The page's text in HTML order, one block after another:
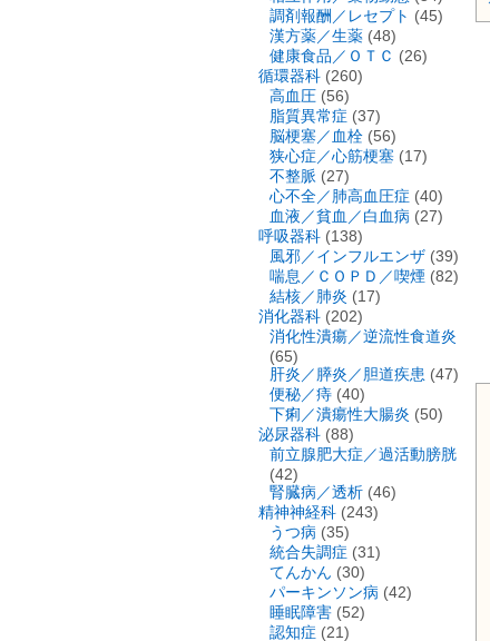
調剤報酬／レセプト (45)
漢方薬／生薬 (48)
健康食品／ＯＴＣ (26)
循環器科 (260)
高血圧 (56)
脂質異常症 (37)
脳梗塞／血栓 (56)
狭心症／心筋梗塞 (17)
不整脈 (27)
心不全／肺高血圧症 (40)
血液／貧血／白血病 (27)
呼吸器科 (138)
風邪／インフルエンザ (39)
喘息／ＣＯＰＤ／喫煙 (82)
結核／肺炎 (17)
消化器科 (202)
消化性潰瘍／逆流性食道炎
(65)
肝炎／膵炎／胆道疾患 (47)
便秘／痔 (40)
下痢／潰瘍性大腸炎 (50)
泌尿器科 (88)
前立腺肥大症／過活動膀胱
(42)
腎臓病／透析 (46)
精神神経科 (243)
うつ病 (35)
統合失調症 (31)
てんかん (30)
パーキンソン病 (42)
睡眠障害 (52)
認知症 (21)